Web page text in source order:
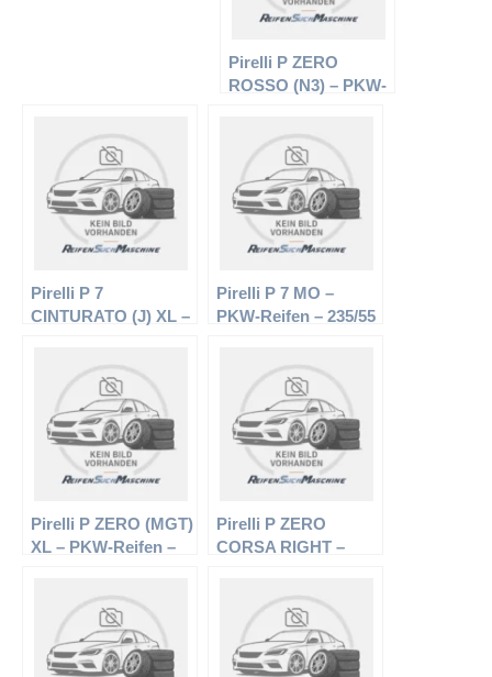
Pirelli P ZERO
ROSSO (N3) – PKW-
Pirelli P 7
CINTURATO (J) XL –
Sommerreifen
Pirelli P 7 MO –
PKW-Reifen – 235/55
Pirelli P ZERO (MGT)
XL – PKW-Reifen –
Pirelli P ZERO
CORSA RIGHT –
Sommerreifen